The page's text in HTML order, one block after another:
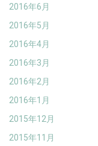
2016年6月
2016年5月
2016年4月
2016年3月
2016年2月
2016年1月
2015年12月
2015年11月